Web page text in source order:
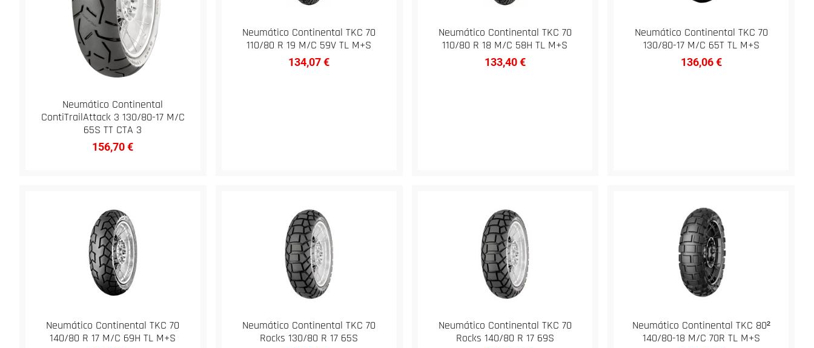
Neumático Continental
ContiTrailAttack 3 130/80-17 M/C
65S TT CTA 3
156,70€
Neumático Continental TKC 70
110/80 R 19 M/C 59V TL M+S
134,07€
Neumático Continental TKC 70
110/80 R 18 M/C 58H TL M+S
133,40€
Neumático Continental TKC 70
130/80-17 M/C 65T TL M+S
136,06€
Neumático Continental TKC 70
140/80 R 17 M/C 69H TL M+S
Neumático Continental TKC 70
Rocks 130/80 R 17 65S
Neumático Continental TKC 70
Rocks 140/80 R 17 69S
Neumático Continental TKC 80²
140/80-18 M/C 70R TL M+S